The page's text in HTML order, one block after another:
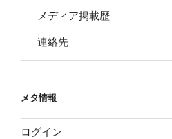
メディア掲載歴
連絡先
メタ情報
ログイン